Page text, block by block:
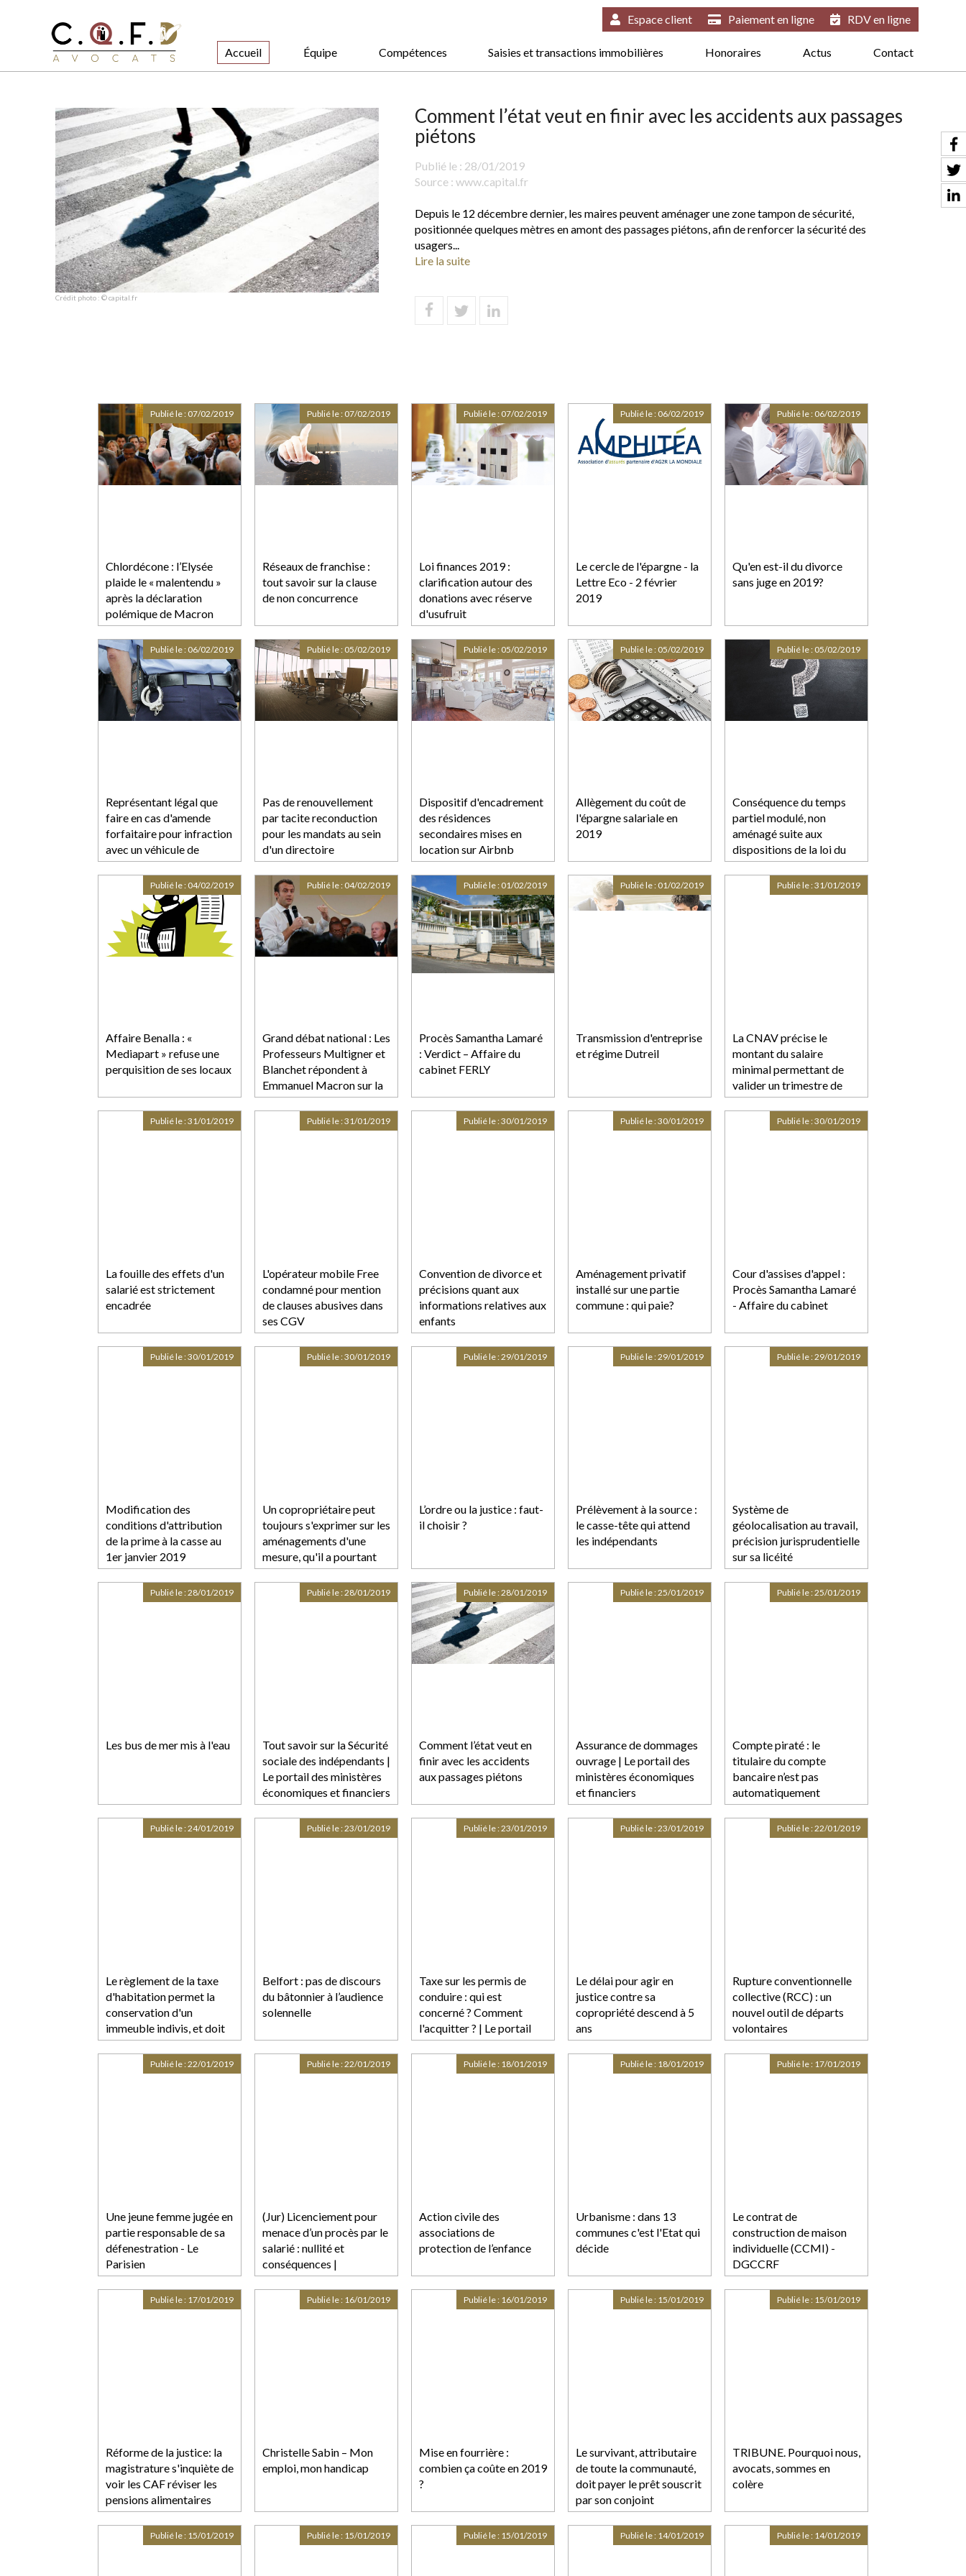
Accueil Équipe Compétences Saisies et transactions immobilières Honoraires Actus Contact
Espace client Paiement en ligne RDV en ligne
Crédit photo : © capital.fr
Comment l’état veut en finir avec les accidents aux passages
piétons
Publié le : 28/01/2019
Source : www.capital.fr
Depuis le 12 décembre dernier, les maires peuvent aménager une zone tampon de sécurité,
positionnée quelques mètres en amont des passages piétons, afin de renforcer la sécurité des
usagers...
Lire la suite
Chlordécone : l’Elysée
plaide le « malentendu »
après la déclaration
polémique de Macron
Publié le : 07/02/2019
Réseaux de franchise :
tout savoir sur la clause
de non concurrence
Publié le : 07/02/2019
Loi finances 2019 :
clarification autour des
donations avec réserve
d'usufruit
Publié le : 07/02/2019
Le cercle de l'épargne - la
Lettre Eco - 2 février
2019
Publié le : 06/02/2019
Qu'en est-il du divorce
sans juge en 2019?
Publié le : 06/02/2019
Représentant légal que
faire en cas d'amende
forfaitaire pour infraction
avec un véhicule de
société?
Publié le : 06/02/2019
Pas de renouvellement
par tacite reconduction
pour les mandats au sein
d'un directoire
Publié le : 05/02/2019
Dispositif d'encadrement
des résidences
secondaires mises en
location sur Airbnb
Publié le : 05/02/2019
Allègement du coût de
l'épargne salariale en
2019
Publié le : 05/02/2019
Conséquence du temps
partiel modulé, non
aménagé suite aux
dispositions de la loi du
20 août 2008
Publié le : 05/02/2019
Affaire Benalla : «
Mediapart » refuse une
perquisition de ses locaux
Publié le : 04/02/2019
Grand débat national : Les
Professeurs Multigner et
Blanchet répondent à
Emmanuel Macron sur la
dangerosité du
chlordécone
Publié le : 04/02/2019
Procès Samantha Lamaré
: Verdict – Affaire du
cabinet FERLY
Publié le : 01/02/2019
Transmission d'entreprise
et régime Dutreil
Publié le : 01/02/2019
La CNAV précise le
montant du salaire
minimal permettant de
valider un trimestre de
retraite en 2019
Publié le :31/01/2019
La fouille des effets d'un
salarié est strictement
encadrée
Publié le :31/01/2019
L'opérateur mobile Free
condamné pour mention
de clauses abusives dans
ses CGV
Publié le :31/01/2019
Convention de divorce et
précisions quant aux
informations relatives aux
enfants
Publié le :30/01/2019
Aménagement privatif
installé sur une partie
commune : qui paie?
Publié le :30/01/2019
Cour d'assises d'appel :
Procès Samantha Lamaré
- Affaire du cabinet
Publié le :30/01/2019
Modification des
conditions d'attribution
de la prime à la casse au
1er janvier 2019
Publié le :30/01/2019
Un copropriétaire peut
toujours s'exprimer sur les
aménagements d'une
mesure, qu'il a pourtant
rejeté lors d'un vote
Publié le :30/01/2019
L’ordre ou la justice : faut-
il choisir ?
Publié le :29/01/2019
Prélèvement à la source :
le casse-tête qui attend
les indépendants
Publié le :29/01/2019
Système de
géolocalisation au travail,
précision jurisprudentielle
sur sa licéité
Publié le :29/01/2019
Les bus de mer mis à l'eau
Publié le :28/01/2019
Tout savoir sur la Sécurité
sociale des indépendants |
Le portail des ministères
économiques et financiers
Publié le :28/01/2019
Comment l’état veut en
finir avec les accidents
aux passages piétons
Publié le :28/01/2019
Assurance de dommages
ouvrage | Le portail des
ministères économiques
et financiers
Publié le :25/01/2019
Compte piraté : le
titulaire du compte
bancaire n’est pas
automatiquement
responsable
Publié le :25/01/2019
Le règlement de la taxe
d'habitation permet la
conservation d'un
immeuble indivis, et doit
donc être supporté par les
deux ex-époux
Publié le :24/01/2019
Belfort : pas de discours
du bâtonnier à l’audience
solennelle
Publié le :23/01/2019
Taxe sur les permis de
conduire : qui est
concerné ? Comment
l'acquitter ? | Le portail
des ministères
économiques et financiers
Publié le :23/01/2019
Le délai pour agir en
justice contre sa
copropriété descend à 5
ans
Publié le :23/01/2019
Rupture conventionnelle
collective (RCC) : un
nouvel outil de départs
volontaires
Publié le :22/01/2019
Une jeune femme jugée en
partie responsable de sa
défenestration - Le
Parisien
Publié le :22/01/2019
(Jur) Licenciement pour
menace d’un procès par le
salarié : nullité et
conséquences |
Lextenso.fr
Publié le :22/01/2019
Action civile des
associations de
protection de l’enfance
Publié le : 18/01/2019
Urbanisme : dans 13
communes c'est l'Etat qui
décide
Publié le : 18/01/2019
Le contrat de
construction de maison
individuelle (CCMI) -
DGCCRF
Publié le : 17/01/2019
Réforme de la justice: la
magistrature s'inquiète de
voir les CAF réviser les
pensions alimentaires
Publié le : 17/01/2019
Christelle Sabin – Mon
emploi, mon handicap
Publié le : 16/01/2019
Mise en fourrière :
combien ça coûte en 2019
?
Publié le : 16/01/2019
Le survivant, attributaire
de toute la communauté,
doit payer le prêt souscrit
par son conjoint
Publié le : 15/01/2019
TRIBUNE. Pourquoi nous,
avocats, sommes en
colère
Publié le : 15/01/2019
Publié le : 15/01/2019 Publié le : 15/01/2019 Publié le : 15/01/2019 Publié le : 14/01/2019 Publié le : 14/01/2019